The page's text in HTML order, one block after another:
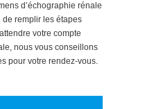
d’échographie rénale
de remplir les étapes
votre compte
nous vous conseillons
pour votre rendez-vous.